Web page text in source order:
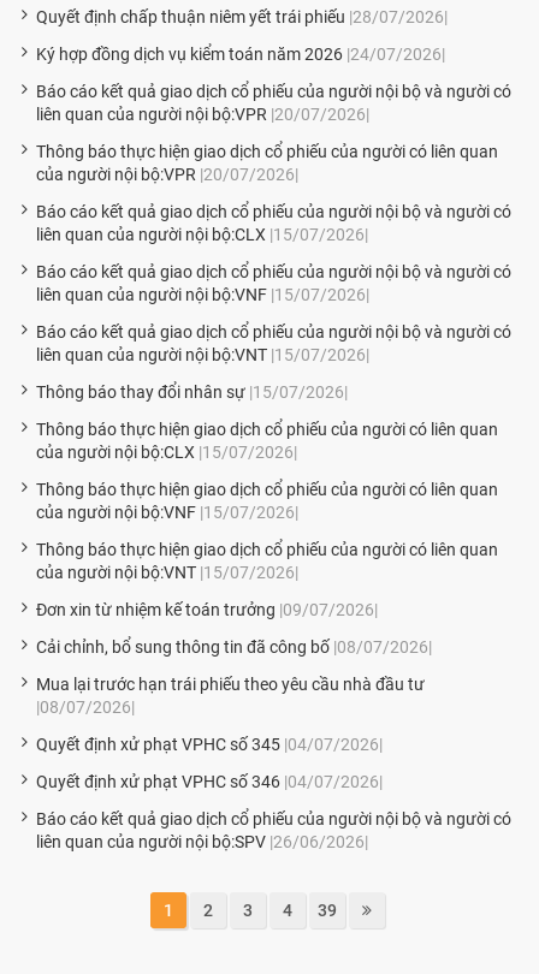
Quyết định chấp thuận niêm yết trái phiếu |28/07/2026|
Ký hợp đồng dịch vụ kiểm toán năm 2026 |24/07/2026|
Báo cáo kết quả giao dịch cổ phiếu của người nội bộ và người có
liên quan của người nội bộ:VPR |20/07/2026|
Thông báo thực hiện giao dịch cổ phiếu của người có liên quan
của người nội bộ:VPR |20/07/2026|
Báo cáo kết quả giao dịch cổ phiếu của người nội bộ và người có
liên quan của người nội bộ:CLX |15/07/2026|
Báo cáo kết quả giao dịch cổ phiếu của người nội bộ và người có
liên quan của người nội bộ:VNF |15/07/2026|
Báo cáo kết quả giao dịch cổ phiếu của người nội bộ và người có
liên quan của người nội bộ:VNT |15/07/2026|
Thông báo thay đổi nhân sự |15/07/2026|
Thông báo thực hiện giao dịch cổ phiếu của người có liên quan
của người nội bộ:CLX |15/07/2026|
Thông báo thực hiện giao dịch cổ phiếu của người có liên quan
của người nội bộ:VNF |15/07/2026|
Thông báo thực hiện giao dịch cổ phiếu của người có liên quan
của người nội bộ:VNT |15/07/2026|
Đơn xin từ nhiệm kế toán trưởng |09/07/2026|
Cải chỉnh, bổ sung thông tin đã công bố |08/07/2026|
Mua lại trước hạn trái phiếu theo yêu cầu nhà đầu tư
|08/07/2026|
Quyết định xử phạt VPHC số 345 |04/07/2026|
Quyết định xử phạt VPHC số 346 |04/07/2026|
Báo cáo kết quả giao dịch cổ phiếu của người nội bộ và người có
liên quan của người nội bộ:SPV |26/06/2026|
1 2 3 4 39